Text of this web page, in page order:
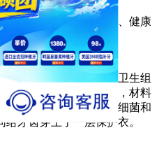
牙萌出时，有一个卫生、健康
闭。窝沟封闭是世界卫生组
一种无害材料渗入窝沟，材料
成保护性屏障，隔绝了细菌和
牙齿穿上了一层保护衣。